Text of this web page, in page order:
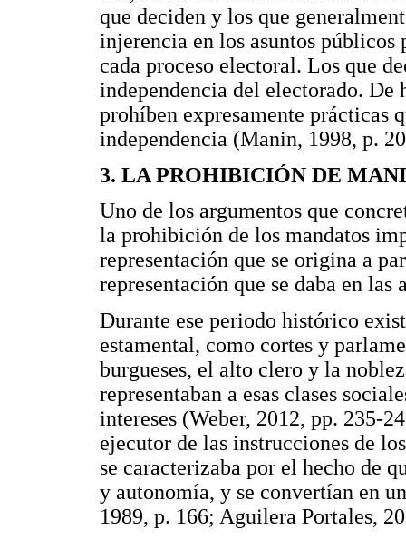
que deciden y los que
injerencia en los asuntos públicos
cada proceso electoral. Los que
independencia del electorado. De
prohíben expresamente prácticas
independencia (Manin, 1998, p.
3. LA PROHIBICIÓN DE
Uno de los argumentos que
la prohibición de los mandatos
representación que se origina a
representación que se daba en las
Durante ese periodo histórico
estamental, como cortes y
burgueses, el alto clero y la
representaban a esas clases
intereses (Weber, 2012, pp. 235-
ejecutor de las instrucciones de
se caracterizaba por el hecho de
y autonomía, y se convertían en
1989, p. 166; Aguilera Portales,